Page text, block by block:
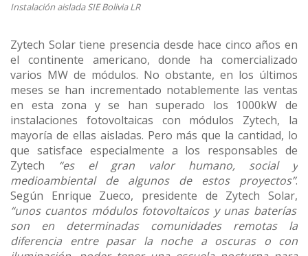
Instalación aislada SIE Bolivia LR
Zytech Solar tiene presencia desde hace cinco años en
el continente americano, donde ha comercializado
varios MW de módulos. No obstante, en los últimos
meses se han incrementado notablemente las ventas
en esta zona y se han superado los 1000kW de
instalaciones fotovoltaicas con módulos Zytech, la
mayoría de ellas aisladas. Pero más que la cantidad, lo
que satisface especialmente a los responsables de
Zytech “es el gran valor humano, social y
medioambiental de algunos de estos proyectos”.
Según Enrique Zueco, presidente de Zytech Solar,
“unos cuantos módulos fotovoltaicos y unas baterías
son en determinadas comunidades remotas la
diferencia entre pasar la noche a oscuras o con